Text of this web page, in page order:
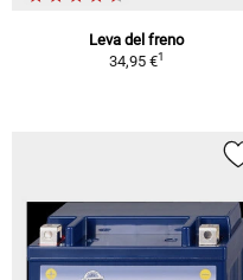
Leva del freno
34,95 €1